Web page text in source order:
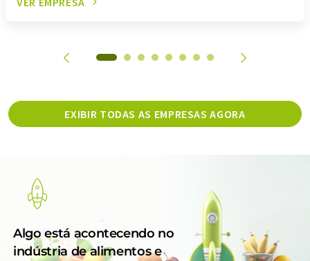
EXIBIR TODAS AS EMPRESAS AGORA
Algo está acontecendo no
indústria de alimentos e